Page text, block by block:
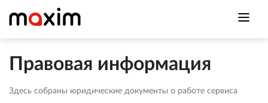
Правовая информация
Здесь собраны юридические документы о работе сервиса